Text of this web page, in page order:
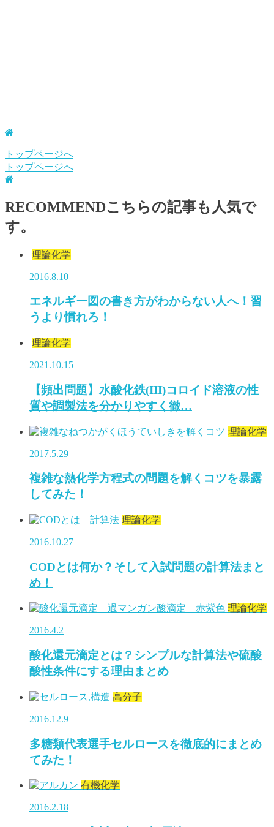
トップページへ
トップページへ
RECOMMENDこちらの記事も人気で
す。
理論化学
2016.8.10
エネルギー図の書き方がわからない人へ！習
うより慣れろ！
理論化学
2021.10.15
【頻出問題】水酸化鉄(III)コロイド溶液の性
質や調製法を分かりやすく徹…
理論化学
2017.5.29
複雑な熱化学方程式の問題を解くコツを暴露
してみた！
理論化学
2016.10.27
CODとは何か？そして入試問題の計算法まと
め！
理論化学
2016.4.2
酸化還元滴定とは？シンプルな計算法や硫酸
酸性条件にする理由まとめ
高分子
2016.12.9
多糖類代表選手セルロースを徹底的にまとめ
てみた！
有機化学
2016.2.18